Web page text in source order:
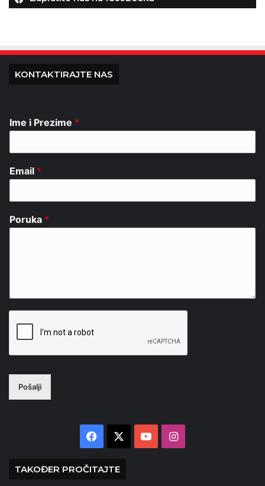
KONTAKTIRAJTE NAS
Ime i Prezime *
Email *
Poruka *
Pošalji
Facebook YouTubeInstagram
TAKOĐER PROČITAJTE